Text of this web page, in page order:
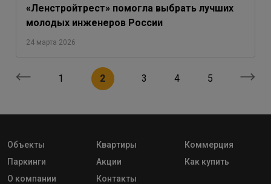
«Ленстройтрест» помогла выбрать лучших
молодых инженеров России
24 марта 2026
1 2 3 4 5
Объекты Квартиры
Коммерция
Паркинги
Акции
Как купить
О компании
Контакты